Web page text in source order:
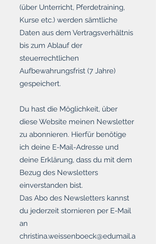
(über Unterricht, Pferdetraining,
Kurse etc.) werden sämtliche
Daten aus dem Vertragsverhältnis
bis zum Ablauf der
steuerrechtlichen
Aufbewahrungsfrist (7 Jahre)
gespeichert.
Du hast die Möglichkeit, über
diese Website meinen Newsletter
zu abonnieren. Hierfür benötige
ich deine E-Mail-Adresse und
deine Erklärung, dass du mit dem
Bezug des Newsletters
einverstanden bist.
Das Abo des Newsletters kannst
du jederzeit stornieren per E-Mail
an
christina.weissenboeck@edumail.a